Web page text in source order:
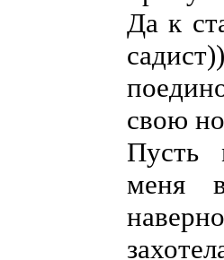
Да к
свою
Пусть
меня